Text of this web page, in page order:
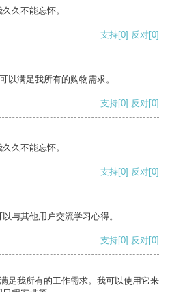
久不能忘怀。
支持[0] 反对[0]
以满足我所有的购物需求。
支持[0] 反对[0]
久不能忘怀。
支持[0] 反对[0]
与其他用户交流学习心得。
支持[0] 反对[0]
足我所有的工作需求。我可以使用它来